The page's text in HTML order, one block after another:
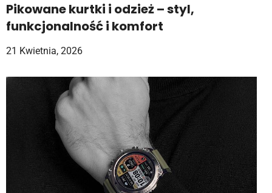
Pikowane kurtki i odzież – styl,
funkcjonalność i komfort
21 Kwietnia, 2026